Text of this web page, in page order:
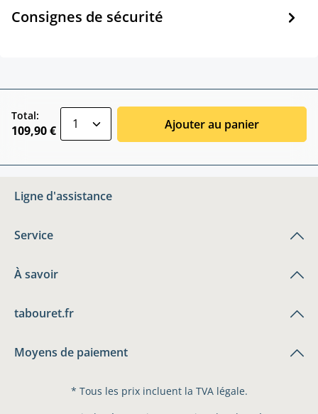
Consignes de sécurité
Total:
109,90 € Ajouter au panier
Ligne d'assistance
Service
À savoir
tabouret.fr
Moyens de paiement
* Tous les prix incluent la TVA légale.